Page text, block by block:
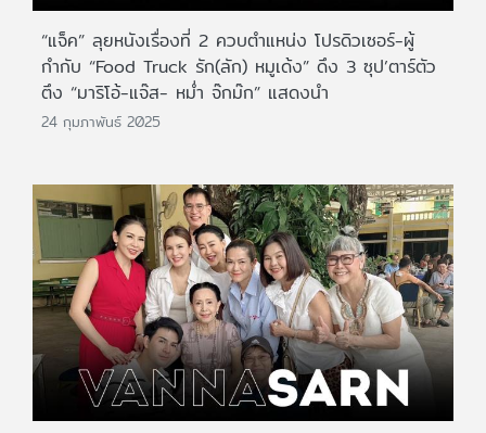
“แจ็ค” ลุยหนังเรื่องที่ 2 ควบตำแหน่ง โปรดิวเซอร์-ผู้
กำกับ “Food Truck รัก(ลัก) หมูเด้ง” ดึง 3 ซุป’ตาร์ตัว
ตึง “มาริโอ้-แจ๊ส- หม่ำ จ๊กม๊ก” แสดงนำ
24 กุมภาพันธ์ 2025